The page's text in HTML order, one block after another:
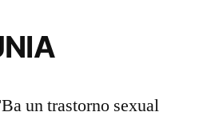
un trastorno sexual